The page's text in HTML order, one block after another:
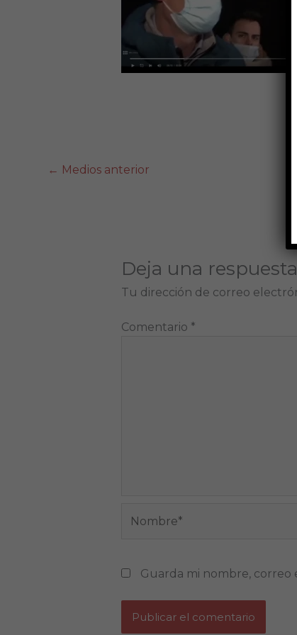
← Medios anterior
Deja una respuesta
Tu dirección de correo
Comentario *
Guarda mi nombre, correo